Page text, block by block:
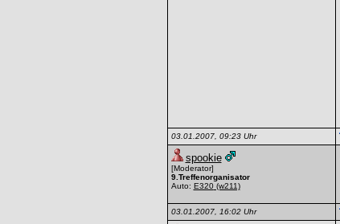
03.01.2007, 09:23 Uhr
spookie
[Moderator]
9.Treffenorganisator
Auto: E320(w211)
03.01.2007, 16:02 Uhr